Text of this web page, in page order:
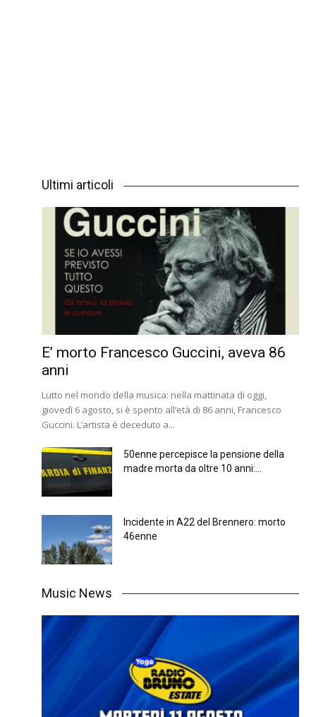
Ultimi articoli
E’ morto Francesco Guccini, aveva 86
anni
Lutto nel mondo della musica: nella mattinata di oggi,
giovedì 6 agosto, si è spento all’età di 86 anni, Francesco
Guccini. L’artista è deceduto a...
50enne percepisce la pensione della
madre morta da oltre 10 anni:...
Incidente in A22 del Brennero: morto
46enne
Music News